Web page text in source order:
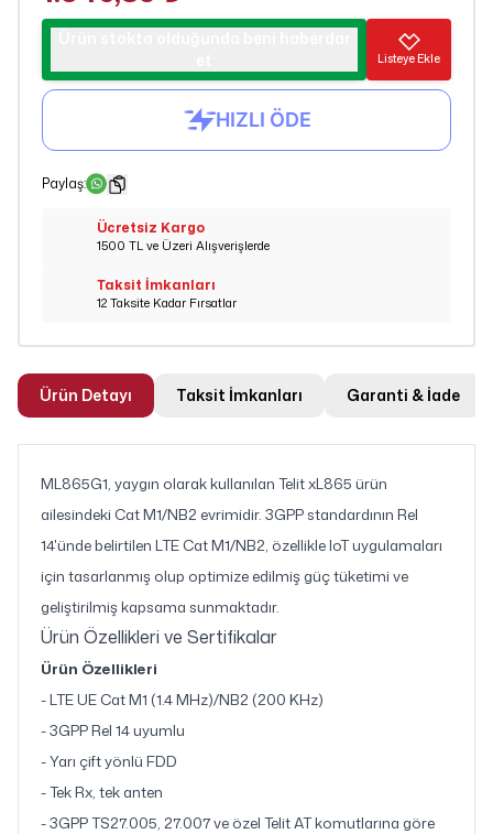
Listeye Ekle
Paylaş:
Ücretsiz Kargo
1500 TL ve Üzeri Alışverişlerde
Taksit İmkanları
12 Taksite Kadar Fırsatlar
Ürün Detayı Taksit İmkanları Garanti & İade
ML865G1, yaygın olarak kullanılan Telit xL865 ürün
ailesindeki Cat M1/NB2 evrimidir. 3GPP standardının Rel
14'ünde belirtilen LTE Cat M1/NB2, özellikle IoT uygulamaları
için tasarlanmış olup optimize edilmiş güç tüketimi ve
geliştirilmiş kapsama sunmaktadır.
Ürün Özellikleri ve Sertifikalar
Ürün Özellikleri
- LTE UE Cat M1 (1.4 MHz)/NB2 (200 KHz)
- 3GPP Rel 14 uyumlu
- Yarı çift yönlü FDD
- Tek Rx, tek anten
- 3GPP TS27.005, 27.007 ve özel Telit AT komutlarına göre